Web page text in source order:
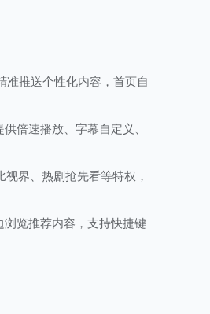
准推送个性化内容，首页自
倍速播放、字幕自定义、
界、热剧抢先看等特权，
览推荐内容，支持快捷键